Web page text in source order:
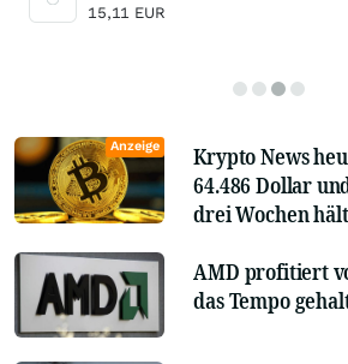
15,11 EUR
Anzeige
Krypto News
64.486 Dollar
drei Wochen hält
AMD profitiert
das Tempo